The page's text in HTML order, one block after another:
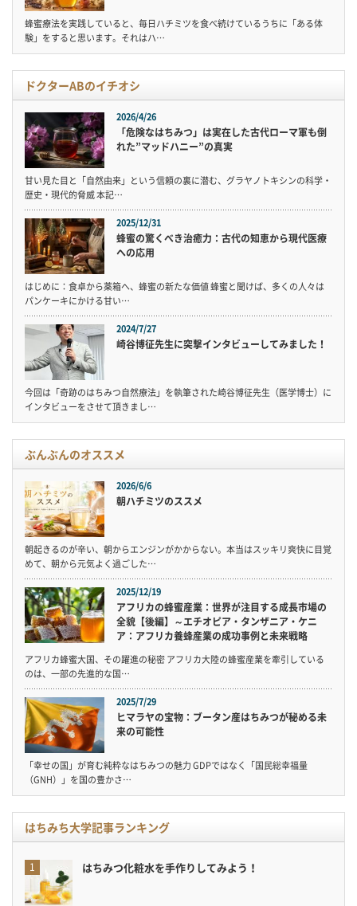
蜂蜜療法を実践していると、毎日ハチミツを食べ続けているうちに「ある体
験」をすると思います。それはハ…
ドクターABのイチオシ
2026/4/26
「危険なはちみつ」は実在した古代ローマ軍も倒
れた”マッドハニー”の真実
甘い見た目と「自然由来」という信頼の裏に潜む、グラヤノトキシンの科学・
歴史・現代的脅威 本記…
2025/12/31
蜂蜜の驚くべき治癒力：古代の知恵から現代医療
への応用
はじめに：食卓から薬箱へ、蜂蜜の新たな価値 蜂蜜と聞けば、多くの人々は
パンケーキにかける甘い…
2024/7/27
崎谷博征先生に突撃インタビューしてみました！
今回は「奇跡のはちみつ自然療法」を執筆された崎谷博征先生（医学博士）に
インタビューをさせて頂きまし…
ぶんぶんのオススメ
2026/6/6
朝ハチミツのススメ
朝起きるのが辛い、朝からエンジンがかからない。本当はスッキリ爽快に目覚
めて、朝から元気よく過ごした…
2025/12/19
アフリカの蜂蜜産業：世界が注目する成長市場の
全貌【後編】～エチオピア・タンザニア・ケニ
ア：アフリカ養蜂産業の成功事例と未来戦略
アフリカ蜂蜜大国、その躍進の秘密 アフリカ大陸の蜂蜜産業を牽引している
のは、一部の先進的な国…
2025/7/29
ヒマラヤの宝物：ブータン産はちみつが秘める未
来の可能性
「幸せの国」が育む純粋なはちみつの魅力 GDPではなく「国民総幸福量
（GNH）」を国の豊かさ…
はちみち大学記事ランキング
はちみつ化粧水を手作りしてみよう！